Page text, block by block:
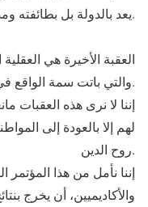
يعد بالدولة بل بطائفته ومذهبه، وعدم ثقته بكل ما تدعو إليه.
العقبة الأخيرة هي العقلية
والتي باتت سمة الواقع في بلادنا وحتى في العالم.
إننا لا نرى هذه العقبات
لهم إلا بالعودة إلى
روح الدين.
إننا نأمل من هذا
والأكاديميين، أن يخرج